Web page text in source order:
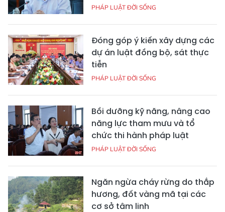
PHÁP LUẬT ĐỜI SỐNG
Đóng góp ý kiến xây dựng các
dự án luật đồng bộ, sát thực
tiễn
PHÁP LUẬT ĐỜI SỐNG
Bồi dưỡng kỹ năng, nâng cao
năng lực tham mưu và tổ
chức thi hành pháp luật
PHÁP LUẬT ĐỜI SỐNG
Ngăn ngừa cháy rừng do thắp
hương, đốt vàng mã tại các
cơ sở tâm linh